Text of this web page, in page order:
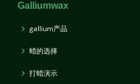
Galliumwax
gallium产品
蜡的选择
打蜡演示